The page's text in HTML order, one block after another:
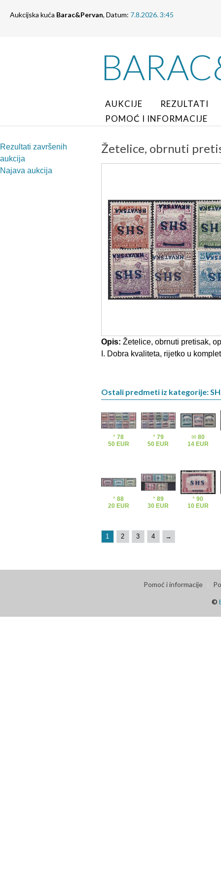
Aukcijska kuća Barac&Pervan, Datum: 7.8.2026. 3:45
AUKCIJE
REZULTATI
POMOĆ I INFORMACIJE
Rezultati završenih
aukcija
Najava aukcija
Žetelice, obrnuti
Opis: Žetelice, obrnuti pretisak,
I. Dobra kvaliteta, rijetko u
Ostali predmeti iz kategorije:
*78
50 EUR
* 79
50 EUR
✉ 80
14 EUR
*88
20 EUR
* 89
30 EUR
*90
10 EUR
1 2 3 4 →
Pomoć i informacije
©